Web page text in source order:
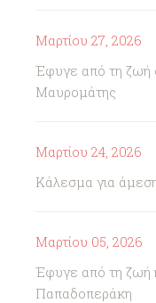
Μαρτίου 27, 2026
Έφυγε από τη ζωή
Μαυρομάτης
Μαρτίου 24, 2026
Κάλεσμα για
Μαρτίου 05, 2026
Έφυγε από τη ζωή
Παπαδοπεράκη